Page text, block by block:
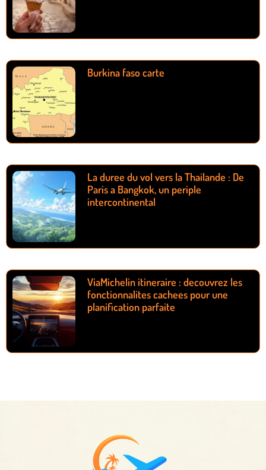
Burkina faso carte
La duree du vol vers la Thailande : De
Paris a Bangkok, un periple
intercontinental
ViaMichelin itineraire : decouvrez les
fonctionnalites cachees pour une
planification parfaite